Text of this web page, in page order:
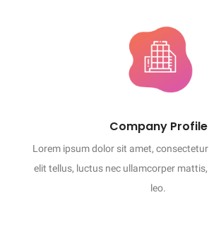
Company Profile
Lorem ipsum dolor sit amet,
elit tellus, luctus nec ullamcorper
leo.